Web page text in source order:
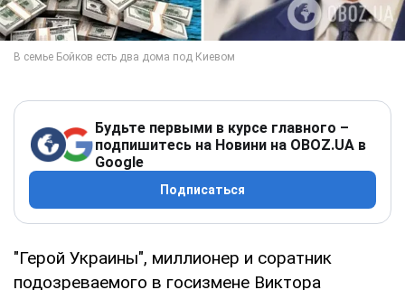
Будьте первыми в курсе главного –
подпишитесь на Новини на OBOZ.UA в
Google
Подписаться
"Герой Украины", миллионер и соратник
подозреваемого в госизмене Виктора